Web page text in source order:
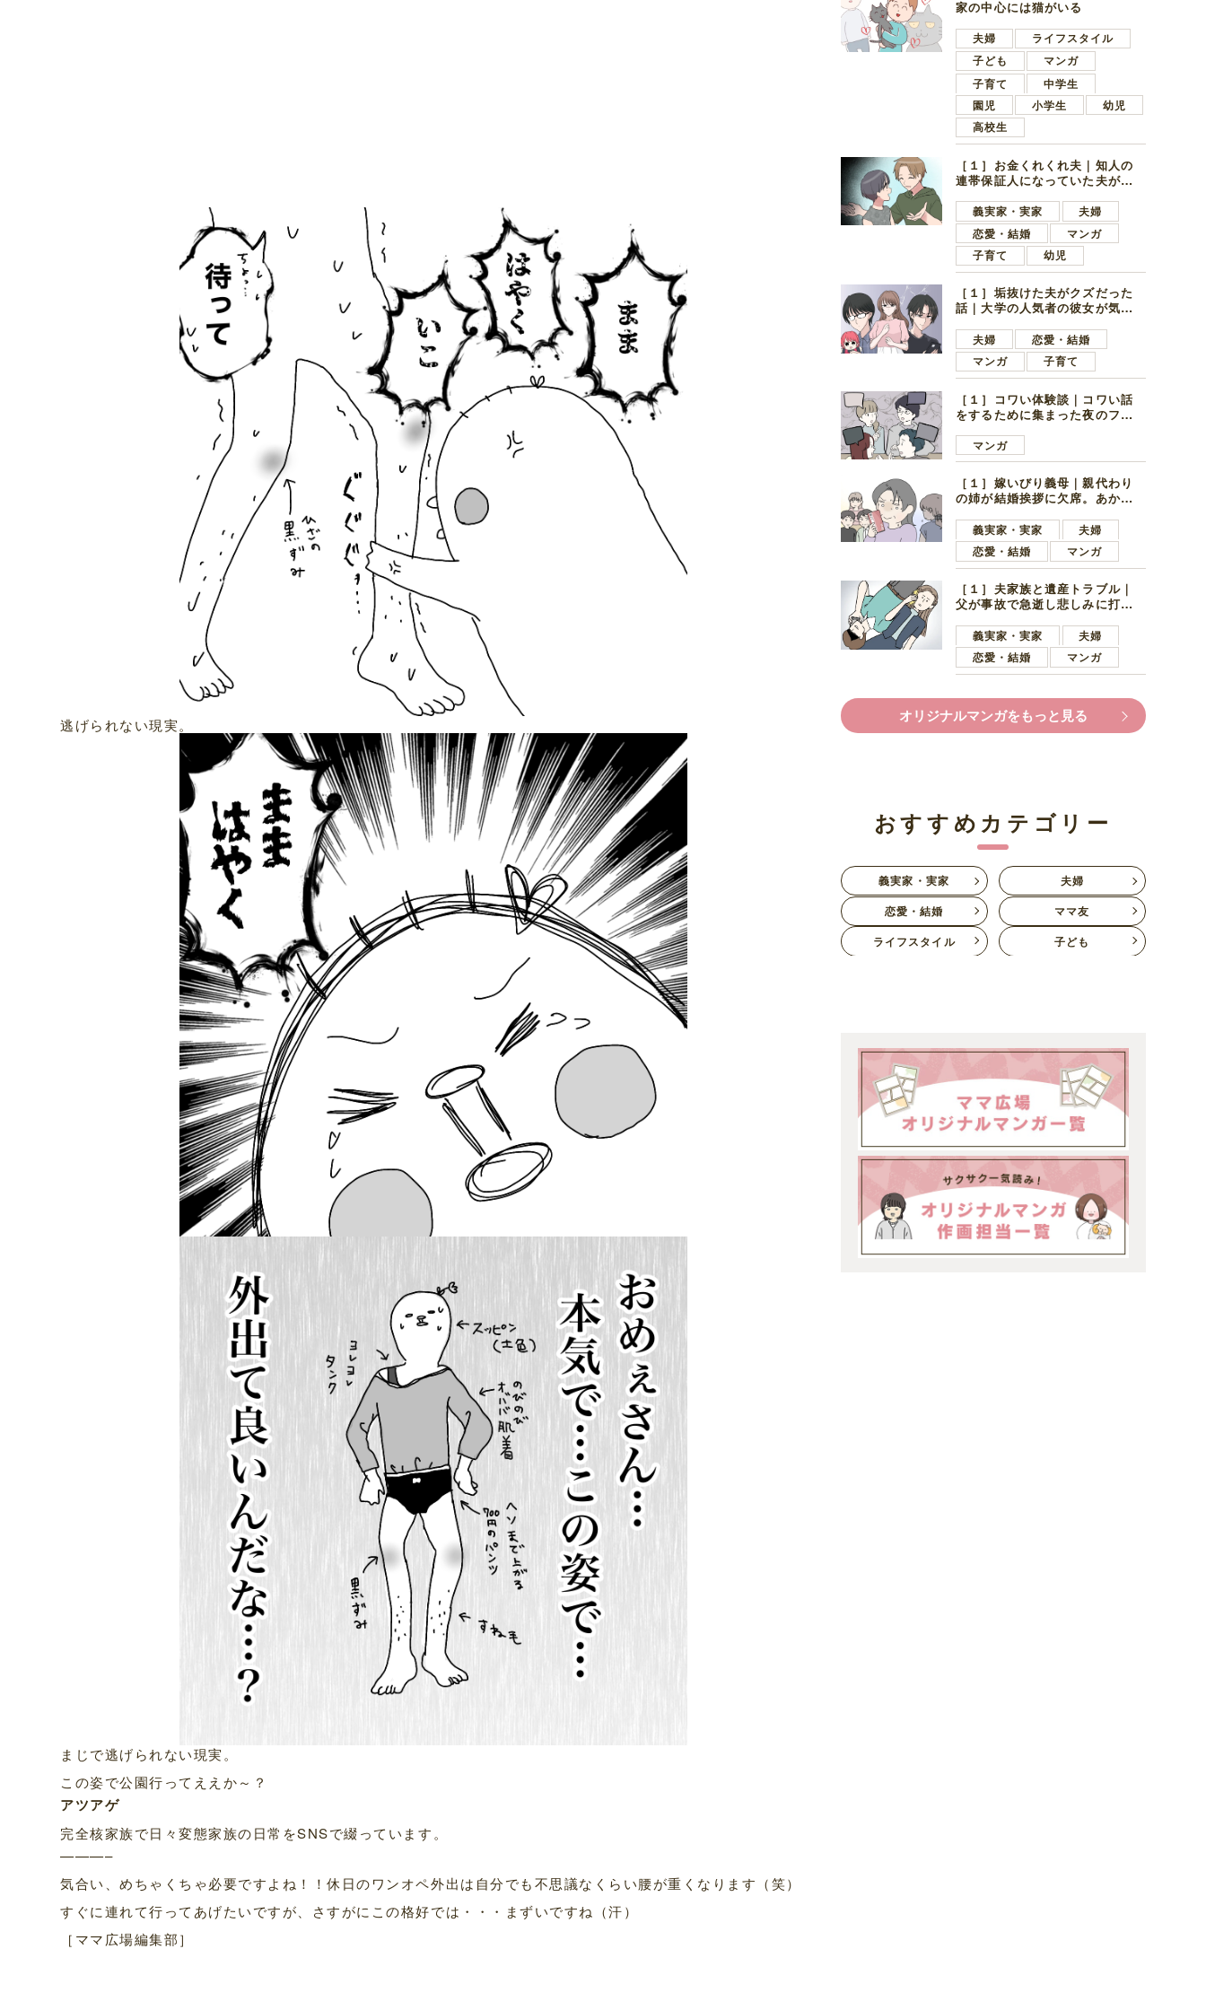
逃げられない現実。
まじで逃げられない現実。
この姿で公園行ってええか～？
アツアゲ
完全核家族で日々変態家族の日常をSNSで綴っています。
———–
気合い、めちゃくちゃ必要ですよね！！休日のワンオペ外出は自分でも不思議なくらい腰が重くなります（笑）
すぐに連れて行ってあげたいですが、さすがにこの格好では・・・まずいですね（汗）
［ママ広場編集部］
家の中心には猫がいる
夫婦
ライフスタイル
子ども
マンガ
子育て
中学生
園児
小学生
幼児
高校生
［１］お金くれくれ夫｜知人の
連帯保証人になっていた夫が家
言ってきた
義実家・実家
夫婦
恋愛・結婚
マンガ
子育て
幼児
［１］垢抜けた夫がクズだった
話｜大学の人気者の彼女が気に
子学生
夫婦
恋愛・結婚
マンガ
子育て
［１］コワい体験談｜コワい話
をするために集まった夜のファ
好きの男の子ママ
マンガ
［１］嫁いびり義母｜親代わり
の姉が結婚挨拶に欠席。あから
義実家・実家
夫婦
恋愛・結婚
マンガ
［１］夫家族と遺産トラブル｜
父が事故で急逝し悲しみに打ち
ます夫
義実家・実家
夫婦
恋愛・結婚
マンガ
オリジナルマンガをもっと見る
おすすめカテゴリー
義実家・実家
夫婦
恋愛・結婚
ママ友
ライフスタイル
子ども